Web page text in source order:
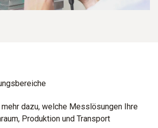
dazu, welche Messlösungen Ihre
Produktion und Transport